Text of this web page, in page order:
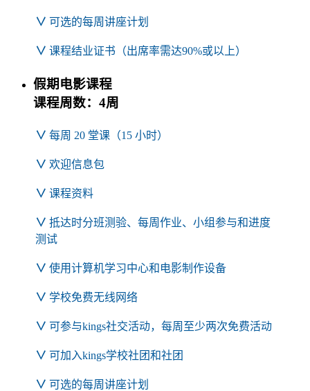
∨ 可选的每周讲座计划
∨ 课程结业证书（出席率需达90%或以上）
假期电影课程
课程周数：4周
∨ 每周 20 堂课（15 小时）
∨ 欢迎信息包
∨ 课程资料
∨ 抵达时分班测验、每周作业、小组参与和进度
测试
∨ 使用计算机学习中心和电影制作设备
∨ 学校免费无线网络
∨ 可参与kings社交活动，每周至少两次免费活动
∨ 可加入kings学校社团和社团
∨ 可选的每周讲座计划